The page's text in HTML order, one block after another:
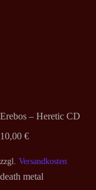
Erebos – Heretic CD
10,00 €
zzgl. Versandkosten
death metal